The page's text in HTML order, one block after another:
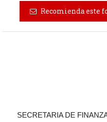
Recomienda este
SECRETARIA DE